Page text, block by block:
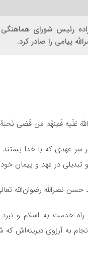
رئیس شورای
پیامی را صادر کرد.
عَلَیه فَمِنهُم مَن قَضی
عهدی که با خدا بستند
تبدیلی در عهد و پیمان خود
نصرالله رضوان‌الله
خدمت به اسلام و
به آرزوی دیرینه‌اش